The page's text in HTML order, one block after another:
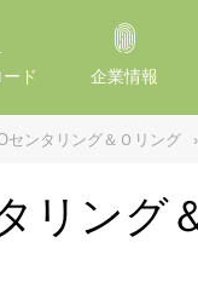
ド 企業情報
センタリング＆Ｏリング ›
リング